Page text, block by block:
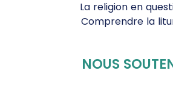
La religion en
Comprendre la
NOUS